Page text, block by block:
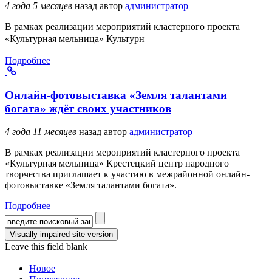
4 года 5 месяцев назад автор администратор
В рамках реализации мероприятий кластерного проекта
«Культурная мельница» Культурн
Подробнее
Онлайн-фотовыставка «Земля талантами
богата» ждёт своих участников
4 года 11 месяцев назад автор администратор
В рамках реализации мероприятий кластерного проекта
«Культурная мельница» Крестецкий центр народного
творчества приглашает к участию в межрайонной онлайн-
фотовыставке «Земля талантами богата».
Подробнее
Форма поиска
Leave this field blank
Новое